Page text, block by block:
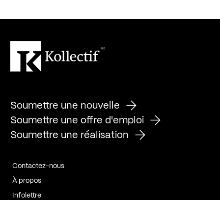
Soumettre une nouvelle
Soumettre une offre d'emploi
Soumettre une réalisation
Contactez-nous
À propos
Infolettre